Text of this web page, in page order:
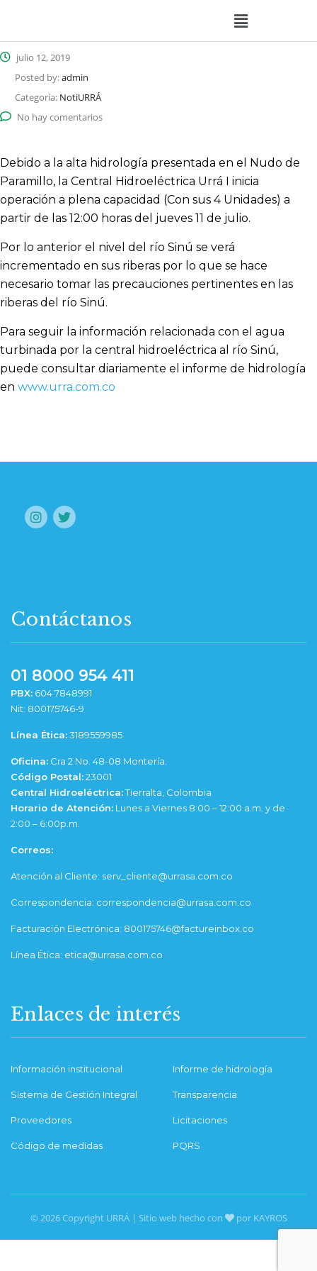
julio 12, 2019
Posted by:admin
Categoría: NotiURRÁ
No hay comentarios
Debido a la alta hidrología presentada en el Nudo de
Paramillo, la Central Hidroeléctrica Urrá I inicia
operación a plena capacidad (Con sus 4 Unidades) a
partir de las 12:00 horas del jueves 11 de julio.
Por lo anterior el nivel del río Sinú se verá
incrementado en sus riberas por lo que se hace
necesario tomar las precauciones pertinentes en las
riberas del río Sinú.
Para seguir la información relacionada con el agua
turbinada por la central hidroeléctrica al río Sinú,
puede consultar diariamente el informe de hidrología
en www.urra.com.co
Contáctanos
01 8000 954 411
PBX: 604 7848991
Nit: 800175746-9
Línea Ética:3189559985
Oficina: Cra 2 No. 48-08 Montería.
Código Postal:23001
Central Hidroeléctrica:Tierralta, Colombia
Horario de Atención: Lunes a Viernes 8:00 – 12:00 a.m. y de
2:00 – 6:00p.m.
Correos:
Atención al Cliente: serv_cliente@urrasa.com.co
Correspondencia: correspondencia@urrasa.com.co
Facturación Electrónica: 800175746@factureinbox.co
Línea Ética: etica@urrasa.com.co
Enlaces de interés
Información institucional Informe de hidrología
Sistema de Gestión Integral Transparencia
Proveedores Licitaciones
Código de medidas PQRS
© 2026 Copyright URRÁ | Sitio web hecho con por KAYROS